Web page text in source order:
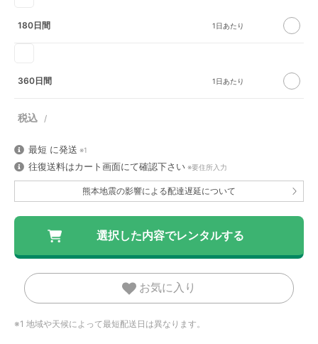
180日間
360日間
最短 に発送 ※1
往復送料はカート画面にて確認下さい ※要住所入力
熊本地震の影響による配達遅延について
お気に入り
※1 地域や天候によって最短配送日は異なります。